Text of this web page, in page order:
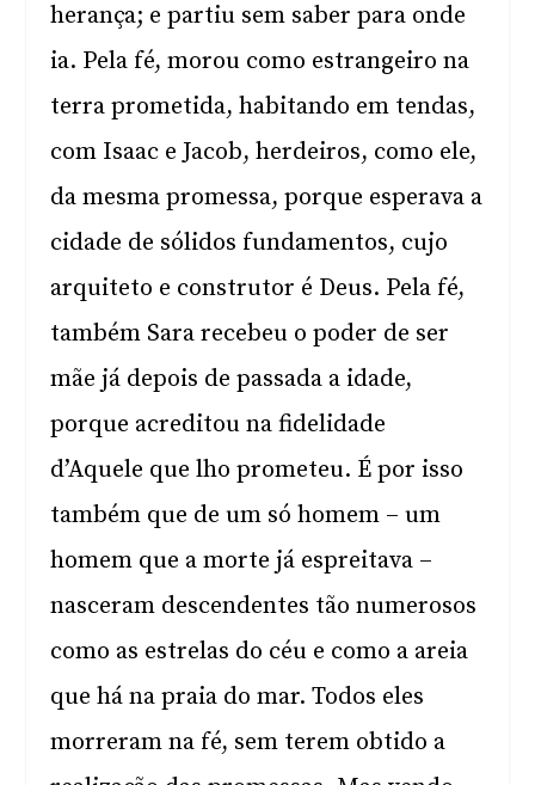
herança; e partiu sem saber para onde
ia. Pela fé, morou como estrangeiro na
terra prometida, habitando em tendas,
com Isaac e Jacob, herdeiros, como ele,
da mesma promessa, porque esperava a
cidade de sólidos fundamentos, cujo
arquiteto e construtor é Deus. Pela fé,
também Sara recebeu o poder de ser
mãe já depois de passada a idade,
porque acreditou na fidelidade
d’Aquele que lho prometeu. É por isso
também que de um só homem – um
homem que a morte já espreitava –
nasceram descendentes tão numerosos
como as estrelas do céu e como a areia
que há na praia do mar. Todos eles
morreram na fé, sem terem obtido a